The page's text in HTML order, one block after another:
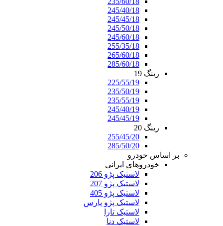
245/40/18
245/45/18
245/50/18
245/60/18
255/35/18
265/60/18
285/60/18
رینگ 19
225/55/19
235/50/19
235/55/19
245/40/19
245/45/19
رینگ 20
255/45/20
285/50/20
بر اساس خودرو
خودروهای ایرانی
لاستیک پژو 206
لاستیک پژو 207
لاستیک پژو 405
لاستیک پژو پارس
لاستیک تارا
لاستیک دنا